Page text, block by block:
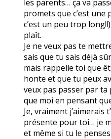
les parents… ça va
promets que c’est une
c’est un peu trop
plaît.
Je ne veux pas te
sais que tu sais déjà
mais rappelle toi que
honte et que tu peux
veux pas passer par ta
que moi en pensant
Je, vraiment j’aimerais
présente pour toi… je
et même si tu le